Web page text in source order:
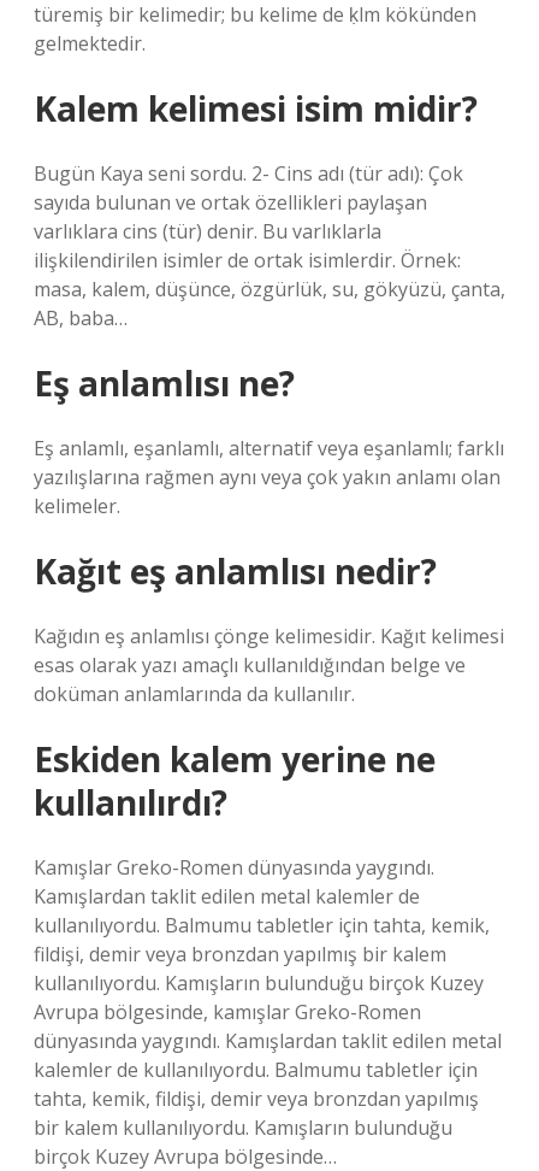
türemiş bir kelimedir; bu kelime de ḳlm kökünden
gelmektedir.
Kalem kelimesi isim midir?
Bugün Kaya seni sordu. 2- Cins adı (tür adı): Çok
sayıda bulunan ve ortak özellikleri paylaşan
varlıklara cins (tür) denir. Bu varlıklarla
ilişkilendirilen isimler de ortak isimlerdir. Örnek:
masa, kalem, düşünce, özgürlük, su, gökyüzü, çanta,
AB, baba…
Eş anlamlısı ne?
Eş anlamlı, eşanlamlı, alternatif veya eşanlamlı; farklı
yazılışlarına rağmen aynı veya çok yakın anlamı olan
kelimeler.
Kağıt eş anlamlısı nedir?
Kağıdın eş anlamlısı çönge kelimesidir. Kağıt kelimesi
esas olarak yazı amaçlı kullanıldığından belge ve
doküman anlamlarında da kullanılır.
Eskiden kalem yerine ne
kullanılırdı?
Kamışlar Greko-Romen dünyasında yaygındı.
Kamışlardan taklit edilen metal kalemler de
kullanılıyordu. Balmumu tabletler için tahta, kemik,
fildişi, demir veya bronzdan yapılmış bir kalem
kullanılıyordu. Kamışların bulunduğu birçok Kuzey
Avrupa bölgesinde, kamışlar Greko-Romen
dünyasında yaygındı. Kamışlardan taklit edilen metal
kalemler de kullanılıyordu. Balmumu tabletler için
tahta, kemik, fildişi, demir veya bronzdan yapılmış
bir kalem kullanılıyordu. Kamışların bulunduğu
birçok Kuzey Avrupa bölgesinde…